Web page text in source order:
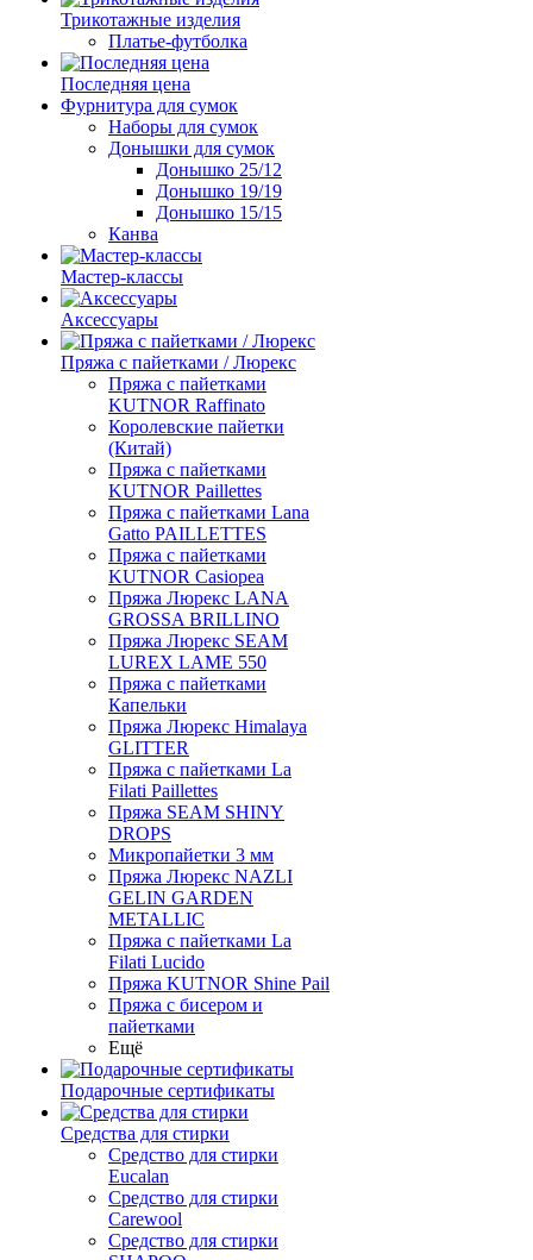
Трикотажные изделия
Платье-футболка
Последняя цена
Фурнитура для сумок
Наборы для сумок
Донышки для сумок
Донышко 25/12
Донышко 19/19
Донышко 15/15
Канва
Мастер-классы
Аксессуары
Пряжа с пайетками / Люрекс
Пряжа с пайетками
KUTNOR Raffinato
Королевские пайетки
(Китай)
Пряжа с пайетками
KUTNOR Paillettes
Пряжа с пайетками Lana
Gatto PAILLETTES
Пряжа с пайетками
KUTNOR Casiopea
Пряжа Люрекс LANA
GROSSA BRILLINO
Пряжа Люрекс SEAM
LUREX LAME 550
Пряжа с пайетками
Капельки
Пряжа Люрекс Himalaya
GLITTER
Пряжа с пайетками La
Filati Paillettes
Пряжа SEAM SHINY
DROPS
Микропайетки 3 мм
Пряжа Люрекс NAZLI
GELIN GARDEN
METALLIC
Пряжа с пайетками La
Filati Lucido
Пряжа KUTNOR Shine Pail
Пряжа с бисером и
пайетками
Ещё
Подарочные сертификаты
Средства для стирки
Средство для стирки
Eucalan
Средство для стирки
Carewool
Средство для стирки